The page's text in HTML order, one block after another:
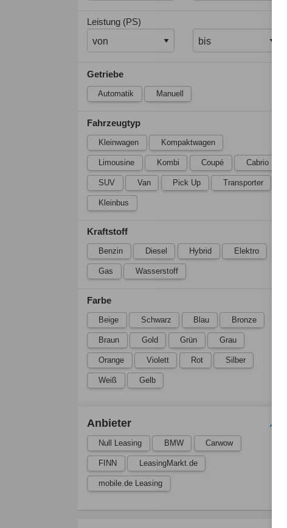
Leistung (PS)
Getriebe
Automatik Manuell
Fahrzeugtyp
Kleinwagen Kompaktwagen
Limousine Kombi Coupé Cabrio
SUV Van Pick Up Transporter
Kleinbus
Kraftstoff
Benzin Diesel Hybrid Elektro
Gas Wasserstoff
Farbe
Beige Schwarz Blau Bronze
Braun Gold Grün Grau
Orange Violett Rot Silber
Weiß Gelb
Anbieter
Null Leasing BMW Carwow
FINN LeasingMarkt.de
mobile.de Leasing